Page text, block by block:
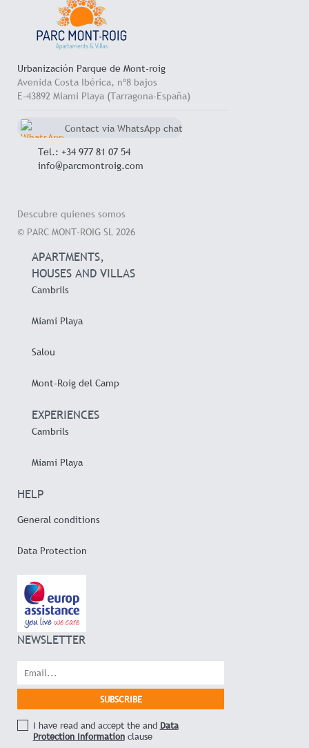
Urbanización Parque de Mont-roig
Avenida Costa Ibérica, nº8 bajos
E-43892 Miami Playa (Tarragona-España)
Contact via WhatsApp chat
Tel.: +34 977 81 07 54
info@parcmontroig.com
Descubre quienes somos
© PARC MONT-ROIG SL 2026
APARTMENTS,
HOUSES AND VILLAS
Cambrils
Miami Playa
Salou
Mont-Roig del Camp
EXPERIENCES
Cambrils
Miami Playa
HELP
General conditions
Data Protection
NEWSLETTER
I have read and accept the and Data
Protection Informationclause